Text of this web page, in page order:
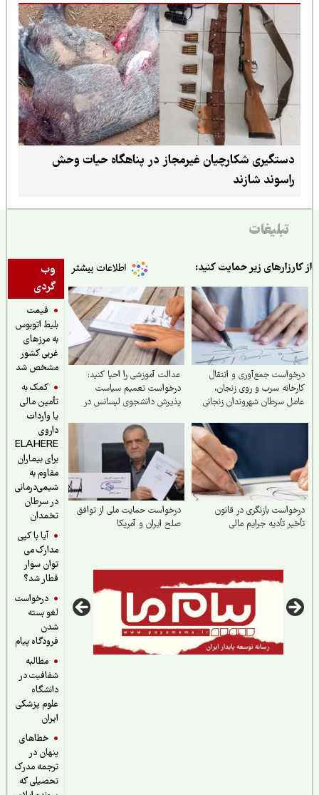
دستگیری شکارچیان غیرمجاز در پناهگاه حیات وحش
راسوند شازند
تبلیغات
وب
گردی
قیمت
بلیط اتوبوس
به مرزهای
غربی کشور
مشخص شد
کمک به
تأمین مالی
یا واردات
ELAHERE
برای بیماران
مقاوم به
شیمی‌درمانی
در سرطان
تخمدان
آیا با کپی
مدارک می
توان سوار
قطار شد؟
درخواست
لغو بسته
فرودگاه پیام
مطالبه
شفافیت در
دانشگاه
علوم پزشکی
خطاهای
پنهان در
ترجمه مدرک
تحصیلی که
زیر حمایت کنید:
جمع‌آوری و انتقال
سرب و روی زنجان،
سرطان شهروندان زنجانی
عدالت آموزشی را احیا کنید:
درخواست تعمیم سیاست
پذیرش دانشجوی لیسانس در
دانشگاه‌های علوم پزشکی تیپ
یک کشور
بازنگری در قانون
تأدیه جرایم مالی
درخواست حمایت ملی از توافق
صلح ایران و آمریکا